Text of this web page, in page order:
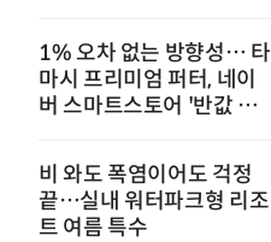
1% 오차 없는 방향성… 타
마시 프리미엄 퍼터, 네이
버 스마트스토어 '반값 할
비 와도 폭염이어도 걱정
끝…실내 워터파크형 리조
트 여름 특수